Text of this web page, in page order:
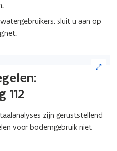
sluit u aan op
112
zijn geruststellend
voor bodemgebruik niet